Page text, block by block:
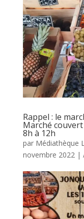
Rappel : le
Marché
8h à 12h
par Médiathèque
novembre 2022|